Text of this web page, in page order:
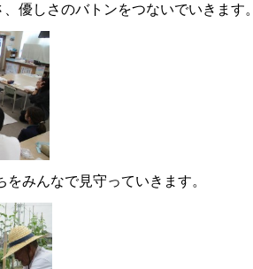
優しさのバトンをつないでいきます。
みんなで見守っていきます。